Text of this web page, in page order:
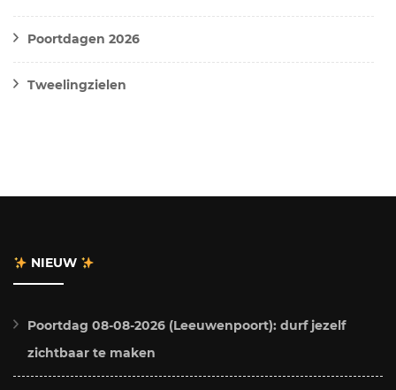
Poortdagen 2026
Tweelingzielen
NIEUW
Poortdag 08-08-2026 (Leeuwenpoort): durf jezelf
zichtbaar te maken